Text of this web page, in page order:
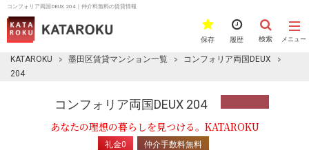
コンフォリア両国DEUX 204｜仲介料無料の賃貸情報
メニュー
検索
履歴
保存
KATAROKU 墨田区賃貸マンション一覧
コンフォリア両国DEUX
204
コンフォリア両国DEUX 204
あなたの理想の暮らしを見つける。KATAROKU
礼金0 仲介手数料無料